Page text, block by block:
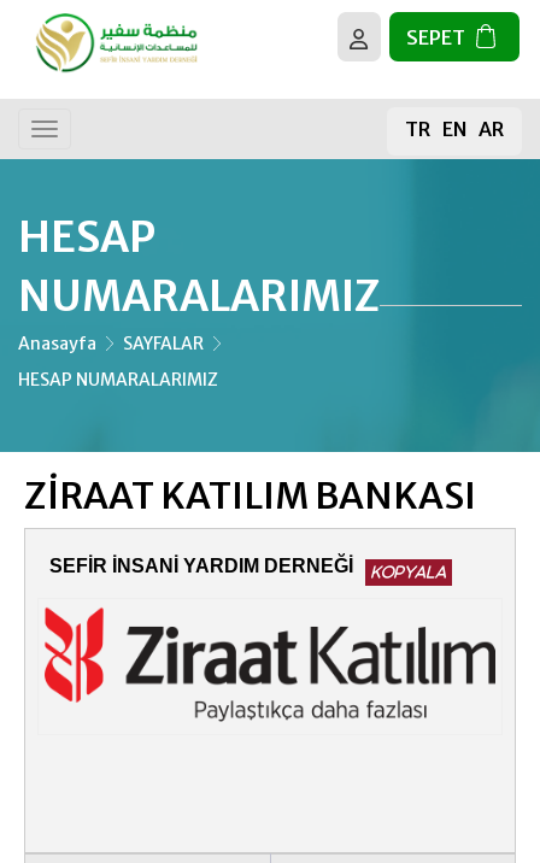
SEPET
TR EN AR
HESAP
NUMARALARIMIZ
Anasayfa
SAYFALAR
HESAP NUMARALARIMIZ
ZİRAAT KATILIM BANKASI
SEFİR İNSANİ YARDIM DERNEĞİ
Kurban
Kur’an-ı Kerim
hesap